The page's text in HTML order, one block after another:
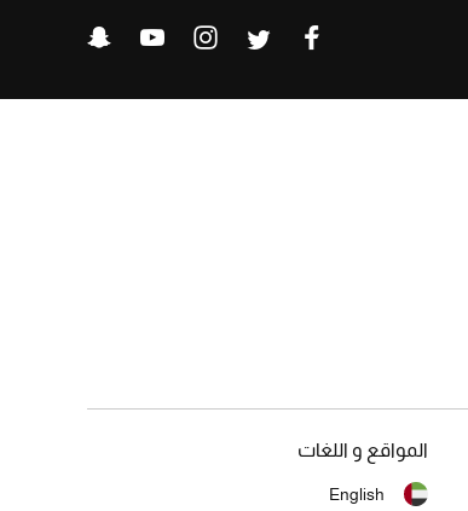
المواقع و اللغات
English